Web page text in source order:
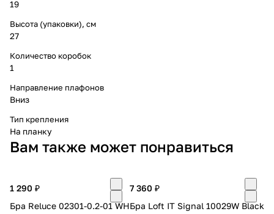
19
Высота (упаковки), см
27
Количество коробок
1
Направление плафонов
Вниз
Тип крепления
На планку
Вам также может понравиться
1 290 ₽
Бра Reluce 02301-0.2-01 WH
7 360 ₽
Бра Loft IT Signal 10029W Black